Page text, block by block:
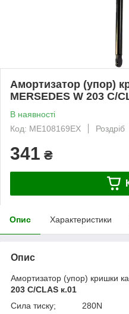
Амортизатор (упор)
MERSEDES W 203 C/
В наявності
Код: ME108169EX
Роздріб
341 ₴
Опис Характеристики
Опис
Амортизатор (упор) кришки
203 C/CLAS к.01
Сила тиску; 280N